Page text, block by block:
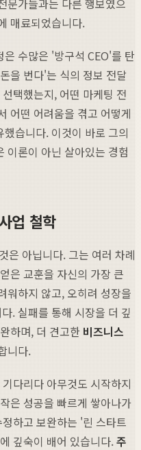
매료되었습니다.
수많은 '방구석 CEO'를 탄
을 번다'는 식의 정보 전달
택했는지, 어떤 마케팅 전
어떤 어려움을 겪고 어떻게
습니다. 이것이 바로 그의
이론이 아닌 살아있는 경험
업 철학
은 아닙니다. 그는 여러 차례
은 교훈을 자신의 가장 큰
워하지 않고, 오히려 성장을
. 실패를 통해 시장을 더 깊
하며, 더 견고한 비즈니스
니다.
다리다 아무것도 시작하지
은 성공을 빠르게 쌓아나가
하고 보완하는 '린 스타트
깊숙이 배어 있습니다.주